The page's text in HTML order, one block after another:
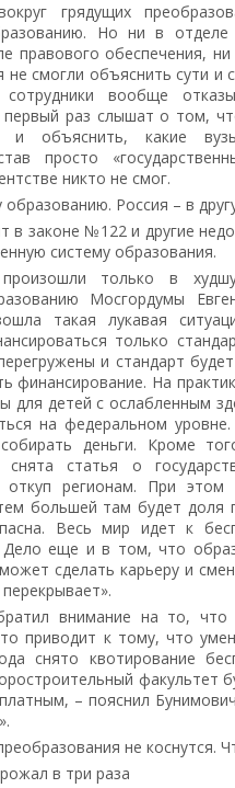
грядущих
Но ни в
правового обеспечения,
смогли объяснить сути и
сотрудники вообще
раз слышат о том,
объяснить, какие
просто
никто не смог.
Россия – в
в законе №122 и другие
систему образования.
только в
Мосгордумы
такая лукавая
только
и стандарт
финансирование. На
для детей с ослабленным
на федеральном
деньги. Кроме
статья о
регионам. При этом
большей там будет доля
Весь мир идет к
Дело еще и в том, что
сделать карьеру и
внимание на то, что
приводит к тому, что
снято квотирование
факультет
– пояснил
не коснутся.
в три раза